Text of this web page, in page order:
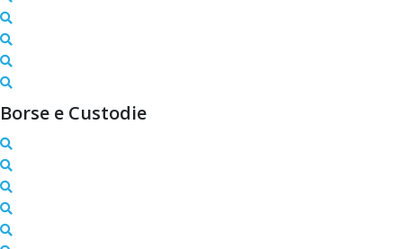
Borse e Custodie